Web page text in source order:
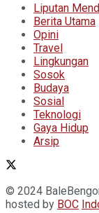
Liputan
Berita Utama
Opini
Travel
Lingkungan
Sosok
Budaya
Sosial
Teknologi
Gaya Hidup
Arsip
© 2024
hosted by BOC